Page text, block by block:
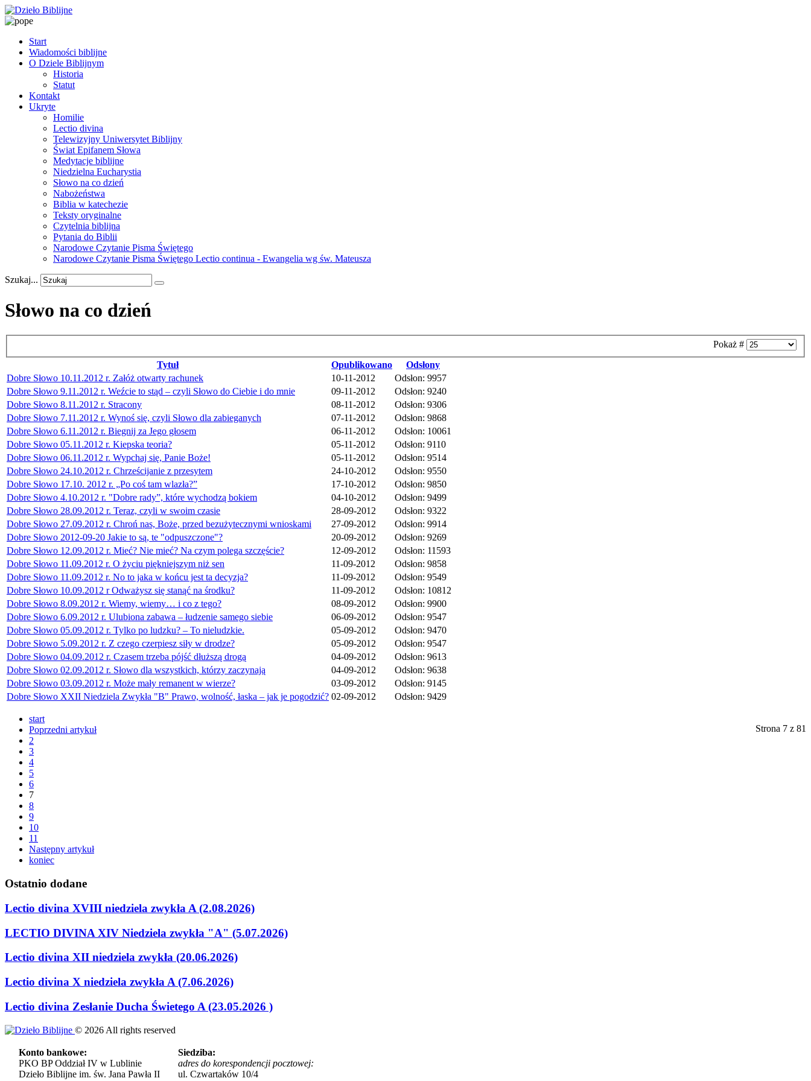
Start
Wiadomości biblijne
O Dziele Biblijnym
Historia
Statut
Kontakt
Ukryte
Homilie
Lectio divina
Telewizyjny Uniwersytet Biblijny
Świat Epifanem Słowa
Medytacje biblijne
Niedzielna Eucharystia
Słowo na co dzień
Nabożeństwa
Biblia w katechezie
Teksty oryginalne
Czytelnia biblijna
Pytania do Biblii
Narodowe Czytanie Pisma Świętego
Narodowe Czytanie Pisma Świętego Lectio continua - Ewangelia wg św. Mateusza
Szukaj...
Słowo na co dzień
Pokaż #
Tytuł
Opublikowano
Odsłony
Dobre Słowo 10.11.2012 r. Załóż otwarty rachunek
10-11-2012
Odsłon: 9957
Dobre Słowo 9.11.2012 r. Weźcie to stąd – czyli Słowo do Ciebie i do mnie
09-11-2012
Odsłon: 9240
Dobre Słowo 8.11.2012 r. Stracony
08-11-2012
Odsłon: 9306
Dobre Słowo 7.11.2012 r. Wynoś się, czyli Słowo dla zabieganych
07-11-2012
Odsłon: 9868
Dobre Słowo 6.11.2012 r. Biegnij za Jego głosem
06-11-2012
Odsłon: 10061
Dobre Słowo 05.11.2012 r. Kiepska teoria?
05-11-2012
Odsłon: 9110
Dobre Słowo 06.11.2012 r. Wypchaj się, Panie Boże!
05-11-2012
Odsłon: 9514
Dobre Słowo 24.10.2012 r. Chrześcijanie z przesytem
24-10-2012
Odsłon: 9550
Dobre Słowo 17.10. 2012 r. „Po coś tam wlazła?”
17-10-2012
Odsłon: 9850
Dobre Słowo 4.10.2012 r. "Dobre rady”, które wychodzą bokiem
04-10-2012
Odsłon: 9499
Dobre Słowo 28.09.2012 r. Teraz, czyli w swoim czasie
28-09-2012
Odsłon: 9322
Dobre Słowo 27.09.2012 r. Chroń nas, Boże, przed bezużytecznymi wnioskami
27-09-2012
Odsłon: 9914
Dobre Słowo 2012-09-20 Jakie to są, te "odpuszczone"?
20-09-2012
Odsłon: 9269
Dobre Słowo 12.09.2012 r. Mieć? Nie mieć? Na czym polega szczęście?
12-09-2012
Odsłon: 11593
Dobre Słowo 11.09.2012 r. O życiu piękniejszym niż sen
11-09-2012
Odsłon: 9858
Dobre Słowo 11.09.2012 r. No to jaka w końcu jest ta decyzja?
11-09-2012
Odsłon: 9549
Dobre Słowo 10.09.2012 r Odważysz się stanąć na środku?
11-09-2012
Odsłon: 10812
Dobre Słowo 8.09.2012 r. Wiemy, wiemy… i co z tego?
08-09-2012
Odsłon: 9900
Dobre Słowo 6.09.2012 r. Ulubiona zabawa – łudzenie samego siebie
06-09-2012
Odsłon: 9547
Dobre Słowo 05.09.2012 r. Tylko po ludzku? – To nieludzkie.
05-09-2012
Odsłon: 9470
Dobre Słowo 5.09.2012 r. Z czego czerpiesz siły w drodze?
05-09-2012
Odsłon: 9547
Dobre Słowo 04.09.2012 r. Czasem trzeba pójść dłuższą drogą
04-09-2012
Odsłon: 9613
Dobre Słowo 02.09.2012 r. Słowo dla wszystkich, którzy zaczynają
04-09-2012
Odsłon: 9638
Dobre Słowo 03.09.2012 r. Może mały remanent w wierze?
03-09-2012
Odsłon: 9145
Dobre Słowo XXII Niedziela Zwykła "B" Prawo, wolność, łaska – jak je pogodzić? 02-09-2012 Odsłon: 9429
Strona 7 z 81
start
Poprzedni artykuł
2
3
4
5
6
7
8
9
10
11
Następny artykuł
koniec
Ostatnio dodane
Lectio divina XVIII niedziela zwykła A (2.08.2026)
LECTIO DIVINA XIV Niedziela zwykła "A" (5.07.2026)
Lectio divina XII niedziela zwykła (20.06.2026)
Lectio divina X niedziela zwykła A (7.06.2026)
Lectio divina Zesłanie Ducha Świetego A (23.05.2026 )
© 2026 All rights reserved
Konto bankowe:
PKO BP Oddział IV w Lublinie
Dzieło Biblijne im. św. Jana Pawła II
Siedziba:
adres do korespondencji pocztowej:
ul. Czwartaków 10/4